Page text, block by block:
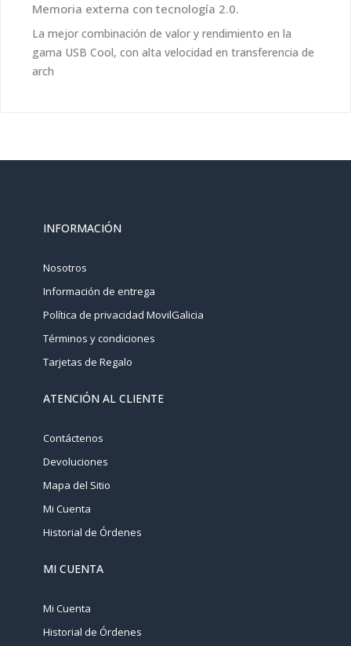
Memoria externa con tecnología 2.0.
La mejor combinación de valor y rendimiento en la
gama USB Cool, con alta velocidad en transferencia de
arch
INFORMACIÓN
Nosotros
Información de entrega
Política de privacidad MovilGalicia
Términos y condiciones
Tarjetas de Regalo
ATENCIÓN AL CLIENTE
Contáctenos
Devoluciones
Mapa del Sitio
Mi Cuenta
Historial de Órdenes
MI CUENTA
Mi Cuenta
Historial de Órdenes